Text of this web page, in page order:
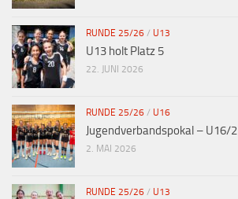
RUNDE 25/26 / U13
U13 holt Platz 5
22. JUNI 2026
RUNDE 25/26 / U16
Jugendverbandspokal – U16/2
2. MAI 2026
RUNDE 25/26 / U13